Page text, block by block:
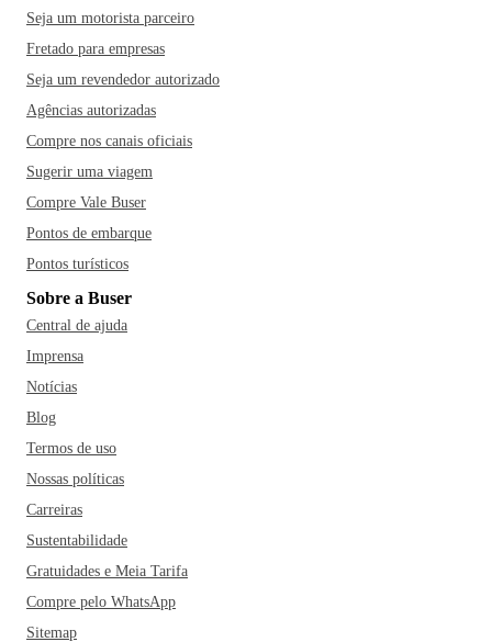
Seja um motorista parceiro
Fretado para empresas
Seja um revendedor autorizado
Agências autorizadas
Compre nos canais oficiais
Sugerir uma viagem
Compre Vale Buser
Pontos de embarque
Pontos turísticos
Sobre a Buser
Central de ajuda
Imprensa
Notícias
Blog
Termos de uso
Nossas políticas
Carreiras
Sustentabilidade
Gratuidades e Meia Tarifa
Compre pelo WhatsApp
Sitemap